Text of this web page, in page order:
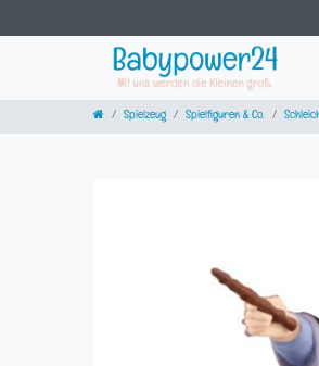
Spielzeug Spielfiguren & Co.